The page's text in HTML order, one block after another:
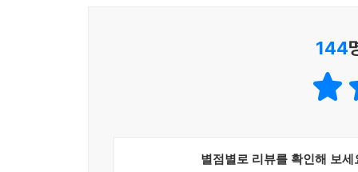
그런데,무슨일이지?저 애는 데려가도..난 어쩔거
144
별점별로 리뷰를 확인해 보세